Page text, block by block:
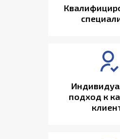
подход к